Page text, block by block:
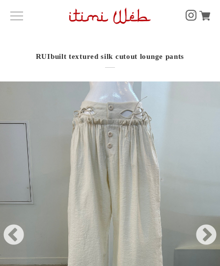
RUIbuilt textured silk cutout lounge pants